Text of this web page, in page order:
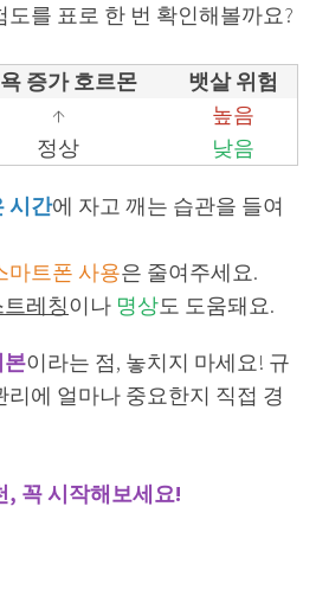
를 표로 한 번 확인해볼까요?
증가 호르몬
뱃살 위험
↑
높음
정상 낮음
시간에 자고 깨는 습관을 들여
마트폰 사용은 줄여주세요.
트레칭이나 명상도 도움돼요.
본이라는 점, 놓치지 마세요! 규
에 얼마나 중요한지 직접 경
, 꼭 시작해보세요!